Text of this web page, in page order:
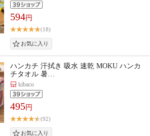
594円
(18)
ハンカチ 汗拭き 吸水 速乾 MOKU ハンカ
チタオル 暑…
kibaco
495円
(92)